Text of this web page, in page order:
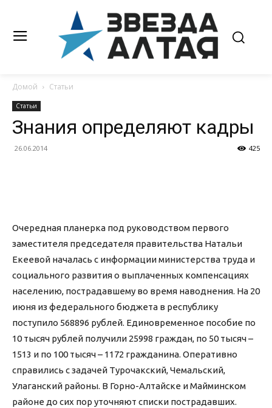
Домой Статьи
Статьи
Знания определяют кадры
26.06.2014 425
Очередная планерка под руководством первого
заместителя председателя правительства Натальи
Екеевой началась с информации министерства труда и
социального развития о выплаченных компенсациях
населению, пострадавшему во время наводнения. На 20
июня из федерального бюджета в республику
поступило 568896 рублей. Единовременное пособие по
10 тысяч рублей получили 25998 граждан, по 50 тысяч –
1513 и по 100 тысяч – 1172 гражданина. Оперативно
справились с задачей Турочакский, Чемальский,
Улаганский районы. В Горно-Алтайске и Майминском
районе до сих пор уточняют списки пострадавших.